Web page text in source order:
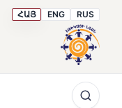
ՀԱՅ ENG RUS